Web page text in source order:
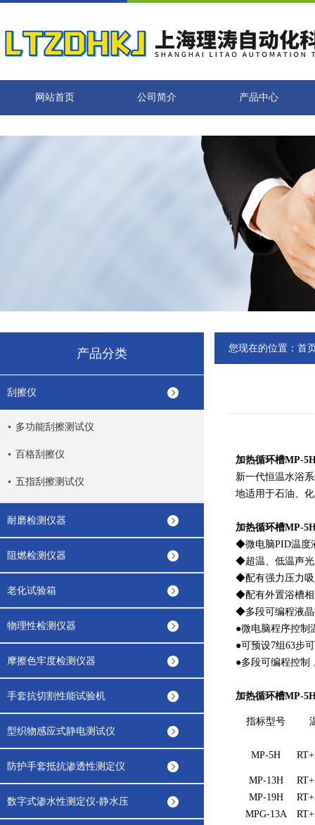
网站首页 公司简介 产品中心
产品分类
刮擦仪
多功能刮擦测试仪
百格刮擦仪
五指刮擦测试仪
耐磨检测仪器
阻燃检测仪器
老化试验箱
物理性检测仪器
摩擦色牢度检测仪器
手套抗切割性能试验机
型织物感应式静电测试仪
防护手套抵抗渗透性测定仪
数字式渗水性测定仪-静水压
您现在的位置： 首
加热循环槽MP-
新一代恒温水浴
地适用于石油、
加热循环槽MP-
◆微电脑PID温度
◆超温、低温声光
◆配有强力压力吸
◆配有外置浴槽
◆多段可编程液
●微电脑程序控制
●可预设7组63步
●多段可编程控制
加热循环槽MP-
指标型号
MP-5H
MP-13H
MP-19H
MPG-13A